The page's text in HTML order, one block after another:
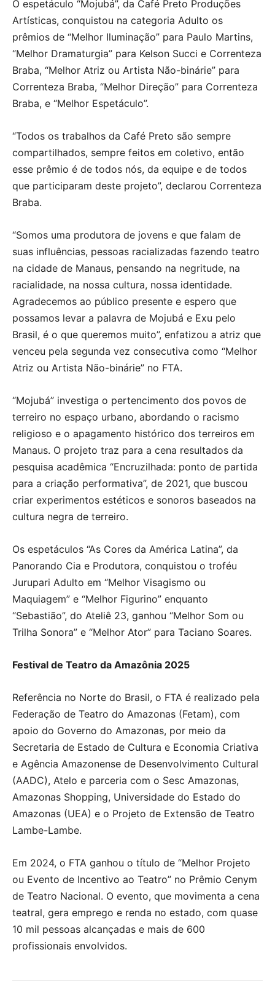
O espetáculo “Mojubá”, da Café Preto Produções
Artísticas, conquistou na categoria Adulto os
prêmios de “Melhor Iluminação” para Paulo Martins,
“Melhor Dramaturgia” para Kelson Succi e Correnteza
Braba, “Melhor Atriz ou Artista Não-binárie” para
Correnteza Braba, “Melhor Direção” para Correnteza
Braba, e “Melhor Espetáculo”.
“Todos os trabalhos da Café Preto são sempre
compartilhados, sempre feitos em coletivo, então
esse prêmio é de todos nós, da equipe e de todos
que participaram deste projeto”, declarou Correnteza
Braba.
“Somos uma produtora de jovens e que falam de
suas influências, pessoas racializadas fazendo teatro
na cidade de Manaus, pensando na negritude, na
racialidade, na nossa cultura, nossa identidade.
Agradecemos ao público presente e espero que
possamos levar a palavra de Mojubá e Exu pelo
Brasil, é o que queremos muito”, enfatizou a atriz que
venceu pela segunda vez consecutiva como “Melhor
Atriz ou Artista Não-binárie” no FTA.
“Mojubá” investiga o pertencimento dos povos de
terreiro no espaço urbano, abordando o racismo
religioso e o apagamento histórico dos terreiros em
Manaus. O projeto traz para a cena resultados da
pesquisa acadêmica “Encruzilhada: ponto de partida
para a criação performativa”, de 2021, que buscou
criar experimentos estéticos e sonoros baseados na
cultura negra de terreiro.
Os espetáculos “As Cores da América Latina”, da
Panorando Cia e Produtora, conquistou o troféu
Jurupari Adulto em “Melhor Visagismo ou
Maquiagem” e “Melhor Figurino” enquanto
“Sebastião”, do Ateliê 23, ganhou “Melhor Som ou
Trilha Sonora” e “Melhor Ator” para Taciano Soares.
Festival de Teatro da Amazônia 2025
Referência no Norte do Brasil, o FTA é realizado pela
Federação de Teatro do Amazonas (Fetam), com
apoio do Governo do Amazonas, por meio da
Secretaria de Estado de Cultura e Economia Criativa
e Agência Amazonense de Desenvolvimento Cultural
(AADC), Atelo e parceria com o Sesc Amazonas,
Amazonas Shopping, Universidade do Estado do
Amazonas (UEA) e o Projeto de Extensão de Teatro
Lambe-Lambe.
Em 2024, o FTA ganhou o título de “Melhor Projeto
ou Evento de Incentivo ao Teatro” no Prêmio Cenym
de Teatro Nacional. O evento, que movimenta a cena
teatral, gera emprego e renda no estado, com quase
10 mil pessoas alcançadas e mais de 600
profissionais envolvidos.